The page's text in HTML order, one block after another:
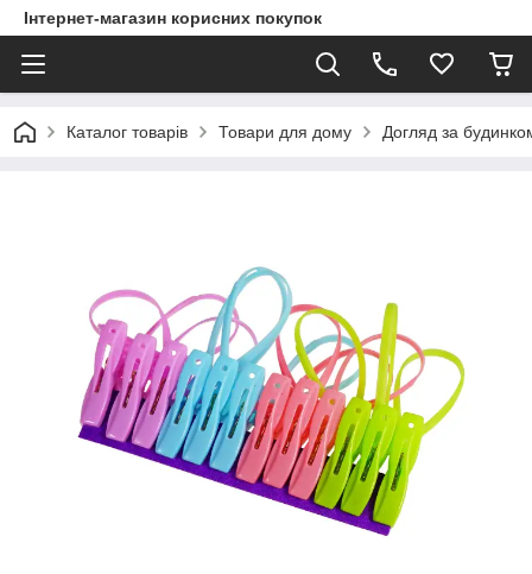
Інтернет-магазин корисних покупок
Каталог товарів Товари для дому Догляд за